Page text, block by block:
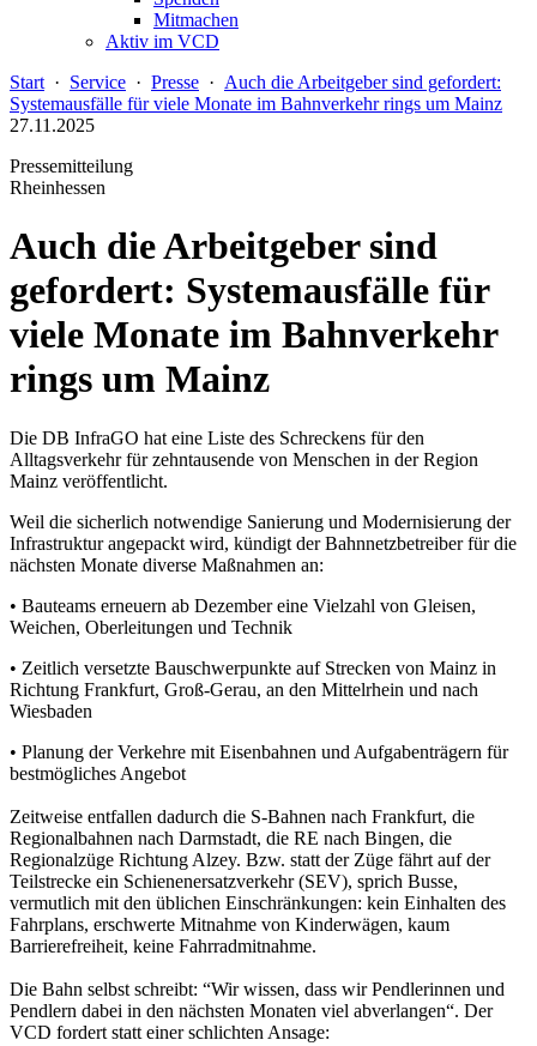
Mitmachen
Aktiv im VCD
Start · Service · Presse · Auch die Arbeitgeber sind gefordert:
Systemausfälle für viele Monate im Bahnverkehr rings um Mainz
27.11.2025
Pressemitteilung
Rheinhessen
Auch die Arbeitgeber sind
gefordert: Systemausfälle für
viele Monate im Bahnverkehr
rings um Mainz
Die DB InfraGO hat eine Liste des Schreckens für den
Alltagsverkehr für zehntausende von Menschen in der Region
Mainz veröffentlicht.
Weil die sicherlich notwendige Sanierung und Modernisierung der
Infrastruktur angepackt wird, kündigt der Bahnnetzbetreiber für die
nächsten Monate diverse Maßnahmen an:
• Bauteams erneuern ab Dezember eine Vielzahl von Gleisen,
Weichen, Oberleitungen und Technik
• Zeitlich versetzte Bauschwerpunkte auf Strecken von Mainz in
Richtung Frankfurt, Groß-Gerau, an den Mittelrhein und nach
Wiesbaden
• Planung der Verkehre mit Eisenbahnen und Aufgabenträgern für
bestmögliches Angebot
Zeitweise entfallen dadurch die S-Bahnen nach Frankfurt, die
Regionalbahnen nach Darmstadt, die RE nach Bingen, die
Regionalzüge Richtung Alzey. Bzw. statt der Züge fährt auf der
Teilstrecke ein Schienenersatzverkehr (SEV), sprich Busse,
vermutlich mit den üblichen Einschränkungen: kein Einhalten des
Fahrplans, erschwerte Mitnahme von Kinderwägen, kaum
Barrierefreiheit, keine Fahrradmitnahme.
Die Bahn selbst schreibt: “Wir wissen, dass wir Pendlerinnen und
Pendlern dabei in den nächsten Monaten viel abverlangen“. Der
VCD fordert statt einer schlichten Ansage: